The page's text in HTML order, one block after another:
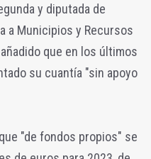
y diputada de
a Municipios y Recursos
que en los últimos
su cuantía "sin apoyo
"de fondos propios" se